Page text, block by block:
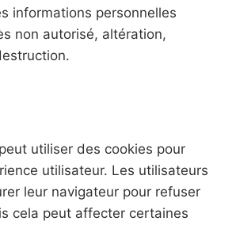
informations personnelles
non autorisé, altération,
utiliser des cookies pour
utilisateur. Les utilisateurs
leur navigateur pour refuser
cela peut affecter certaines